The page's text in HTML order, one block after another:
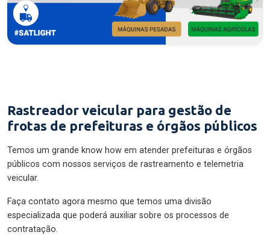
Rastreador veicular para gestão de
frotas de prefeituras e órgãos públicos
Temos um grande know how em atender prefeituras e órgãos
públicos com nossos serviços de rastreamento e telemetria
veicular.
Faça contato agora mesmo que temos uma divisão
especializada que poderá auxiliar sobre os processos de
contratação.